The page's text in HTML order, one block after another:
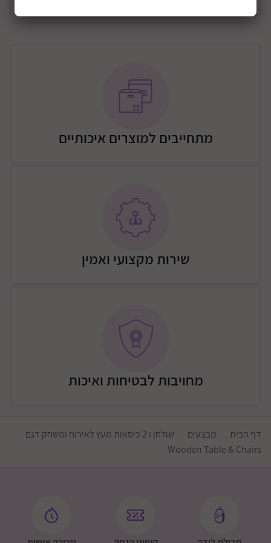
מתאים לילדים וילדות בגילאי שלוש ומעלה.
מתחייבים למוצרים איכותיים
שירות מקצועי ואמין
מחויבות לבטיחות ואיכות
דף הבית מבצעים
שולחן ו 2 כיסאות מעץ לאירוח ומשחק דגם
Wooden Table & Chairs